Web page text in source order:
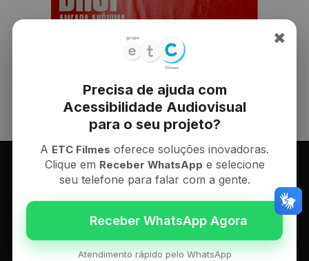
Informações
Portfólio
Novidades Contato
✖
Precisa de ajuda com
Acessibilidade Audiovisual
para o seu projeto?
A ETC Filmes oferece soluções inovadoras.
Clique em Receber WhatsApp e selecione
seu telefone para falar com a gente.
Atendimento rápido pelo WhatsApp